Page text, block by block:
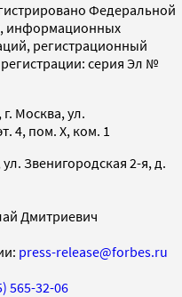
Федеральной
информационных
регистрационный
серия Эл №
Москва, ул.
4, пом. X, ком. 1
Звенигородская 2-я, д.
Дмитриевич
press-release@forbes.ru
565-32-06